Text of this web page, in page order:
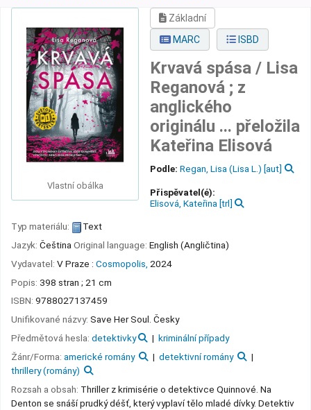
Vlastní obálka
Základní
MARC
ISBD
Krvavá spása / Lisa
Reganová ; z
anglického
originálu ... přeložila
Kateřina Elisová
Podle: Regan, Lisa (Lisa L.) [aut]
Přispěvatel(é):
Elisová, Kateřina [trl]
Typ materiálu:
Text
Jazyk: Čeština Original language: English (Angličtina)
Vydavatel: V Praze : Cosmopolis, 2024
Popis: 398 stran ; 21 cm
ISBN: 9788027137459
Unifikované názvy: Save Her Soul. Česky
Předmětová hesla: detektivky
kriminální případy
Žánr/Forma: americké romány
detektivní romány
thrillery (romány)
Rozsah a obsah: Thriller z krimisérie o detektivce Quinnové. Na
Denton se snáší prudký déšť, který vyplaví tělo mladé dívky. Detektiv